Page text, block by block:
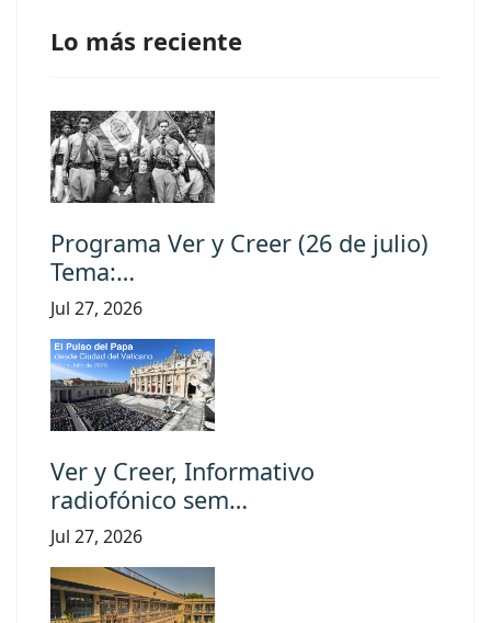
Lo más reciente
Programa Ver y Creer (26 de julio)
Tema:…
Jul 27, 2026
Ver y Creer, Informativo
radiofónico sem…
Jul 27, 2026